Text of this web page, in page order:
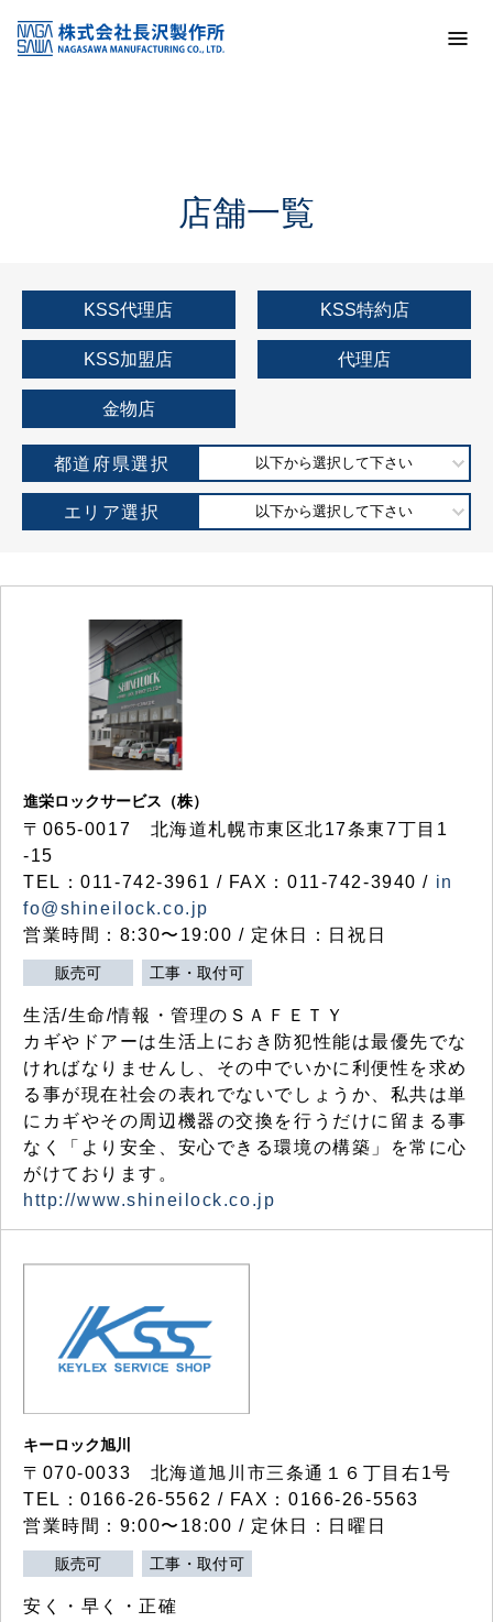
KSS加盟店・取扱店情報
店舗一覧
店舗一覧
KSS代理店 KSS特約店
KSS加盟店 代理店
金物店
都道府県選択 以下から選択して下さい
エリア選択 以下から選択して下さい
進栄ロックサービス（株）
〒065-0017 北海道札幌市東区北17条東7丁目1
-15
TEL：011-742-3961 / FAX：011-742-3940 / in
fo@shineilock.co.jp
営業時間：8:30〜19:00 / 定休日：日祝日
販売可 工事・取付可
生活/生命/情報・管理のＳＡＦＥＴＹ
カギやドアーは生活上におき防犯性能は最優先でな
ければなりませんし、その中でいかに利便性を求め
る事が現在社会の表れでないでしょうか、私共は単
にカギやその周辺機器の交換を行うだけに留まる事
なく「より安全、安心できる環境の構築」を常に心
がけております。
http://www.shineilock.co.jp
キーロック旭川
〒070-0033 北海道旭川市三条通１６丁目右1号
TEL：0166-26-5562 / FAX：0166-26-5563
営業時間：9:00〜18:00 / 定休日：日曜日
販売可 工事・取付可
安く・早く・正確